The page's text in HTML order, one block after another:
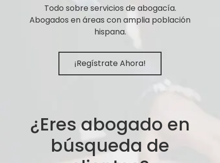
Todo sobre servicios de abogacía.
Abogados en áreas con amplia población
hispana.
¡Regístrate Ahora!
¿Eres abogado en
búsqueda de